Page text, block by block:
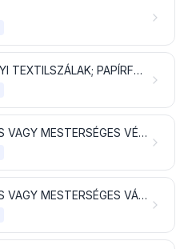
MÁS NÖVÉNYI TEXTILSZÁLAK; PAPÍRFONAL ÉS PAPÍRFONALBÓL SZŐTT SZÖVET
SZINTETIKUS VAGY MESTERSÉGES VÉGTELEN SZÁLAK (VÉGTELEN MŰSZÁLAK); szintetikus vagy mesterséges textilanyagból készült szalag és hasonlók
SZINTETIKUS VAGY MESTERSÉGES VÁGOTT SZÁLAK (VÁGOTT MŰSZÁLAK)